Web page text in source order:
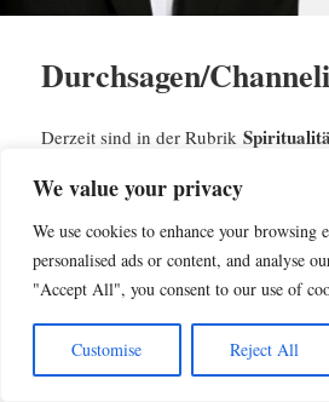
We value your privacy
We use cookies to enhance your browsing
personalised ads or content, and analyse
"Accept All", you consent to our use of
Customise Reject All
Durchsagen/
Derzeit sind in der Rubrik
Bitte schauen Sie gelegentlich wieder
© 2009-2024 Dr. phil Oswin Amadori
Kontakt